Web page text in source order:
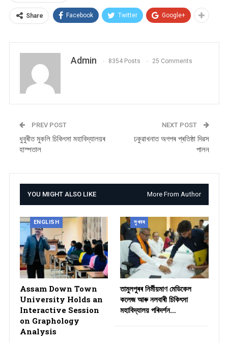
Share Facebook Twitter Google+
Admin 8354 Posts 25 Comments
PREV POST
ধুবুৰীত মুকলি চিকিৎসা মহাবিদ্যালয়ৰ
হাস্পতাল
NEXT POST
ঢকুৱাখনাত অগপৰ প্ৰতিষ্ঠা দিৱস
পালন
YOU MIGHT ALSO LIKE More From Author
ENGLISH
Assam Down Town
University Holds an
Interactive Session
on Graphology
Analysis
সুখবৰ
তামুলপুৰৰ নিৰ্মীয়মাণ মেডিকেল
কলেজ আৰু নলবাৰী চিকিৎসা
মহাবিদ্যালয় পৰিদৰ্শন…